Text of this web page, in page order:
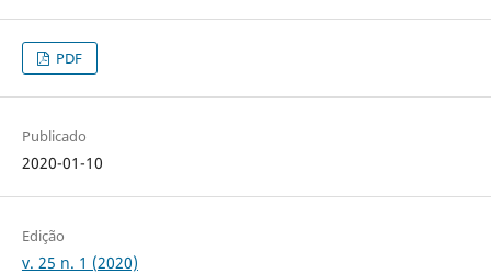
PDF
Publicado
2020-01-10
Edição
v. 25 n. 1 (2020)